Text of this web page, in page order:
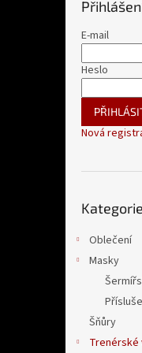
E-mail
Heslo
Nová
kategorie
Kategorie
Oblečení
Masky
Šňůry
Trenérské